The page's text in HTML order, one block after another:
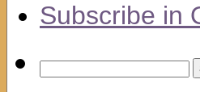
Subscribe in
Suchen
nach: